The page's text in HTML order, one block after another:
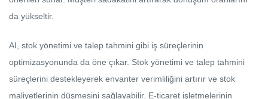
da yükseltir.
AI, stok yönetimi ve talep tahmini gibi iş süreçlerinin
optimizasyonunda da öne çıkar. Stok yönetimi ve talep tahmini
süreçlerini destekleyerek envanter verimliliğini artırır ve stok
maliyetlerinin düşmesini sağlayabilir. E-ticaret işletmelerinin